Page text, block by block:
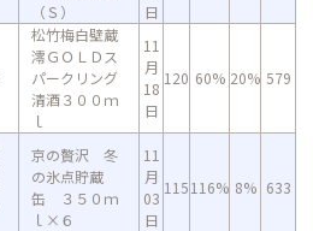
（Ｓ）
日
松竹梅白壁蔵
澪ＧＯＬＤス
パークリング
清酒３００ｍ
ｌ
11
月
18
日
120 60% 20% 579
京の贅沢 冬
の氷点貯蔵
缶 ３５０ｍ
ｌ×６
11
月
03
日
115116% 8% 633